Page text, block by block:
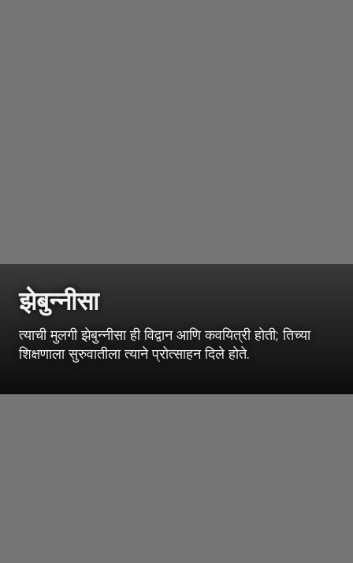
झेबुन्नीसा
त्याची मुलगी झेबुन्नीसा ही विद्वान आणि कवयित्री होती; तिच्या
शिक्षणाला सुरुवातीला त्याने प्रोत्साहन दिले होते.